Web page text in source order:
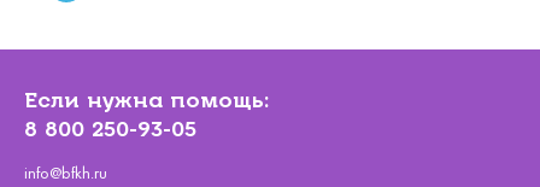
Если нужна помощь:
8 800 250-93-05
info@bfkh.ru